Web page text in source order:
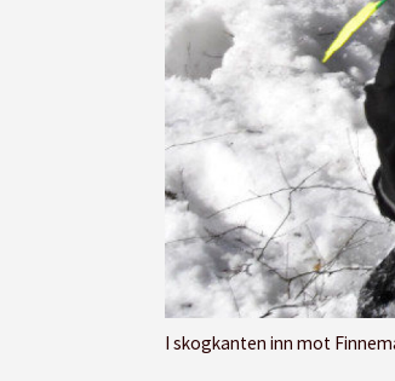
I skogkanten inn mot